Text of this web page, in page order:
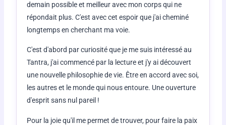
demain possible et meilleur avec mon corps qui ne
répondait plus. C'est avec cet espoir que j'ai cheminé
longtemps en cherchant ma voie.
C'est d'abord par curiosité que je me suis intéressé au
Tantra, j'ai commencé par la lecture et j'y ai découvert
une nouvelle philosophie de vie. Être en accord avec soi,
les autres et le monde qui nous entoure. Une ouverture
d'esprit sans nul pareil !
Pour la joie qu'il me permet de trouver, pour faire la paix